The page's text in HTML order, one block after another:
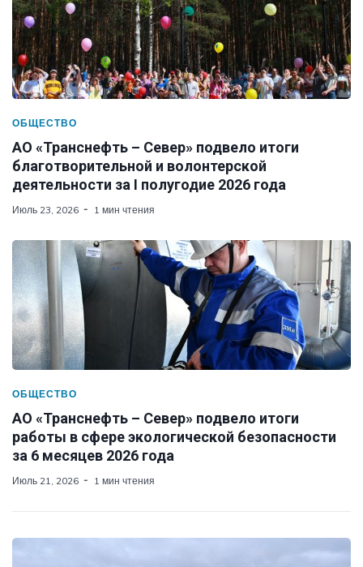
ОБЩЕСТВО
АО «Транснефть – Север» подвело итоги
благотворительной и волонтерской
деятельности за I полугодие 2026 года
Июль 23, 2026 1 мин чтения
ОБЩЕСТВО
АО «Транснефть – Север» подвело итоги
работы в сфере экологической безопасности
за 6 месяцев 2026 года
Июль 21, 2026 1 мин чтения